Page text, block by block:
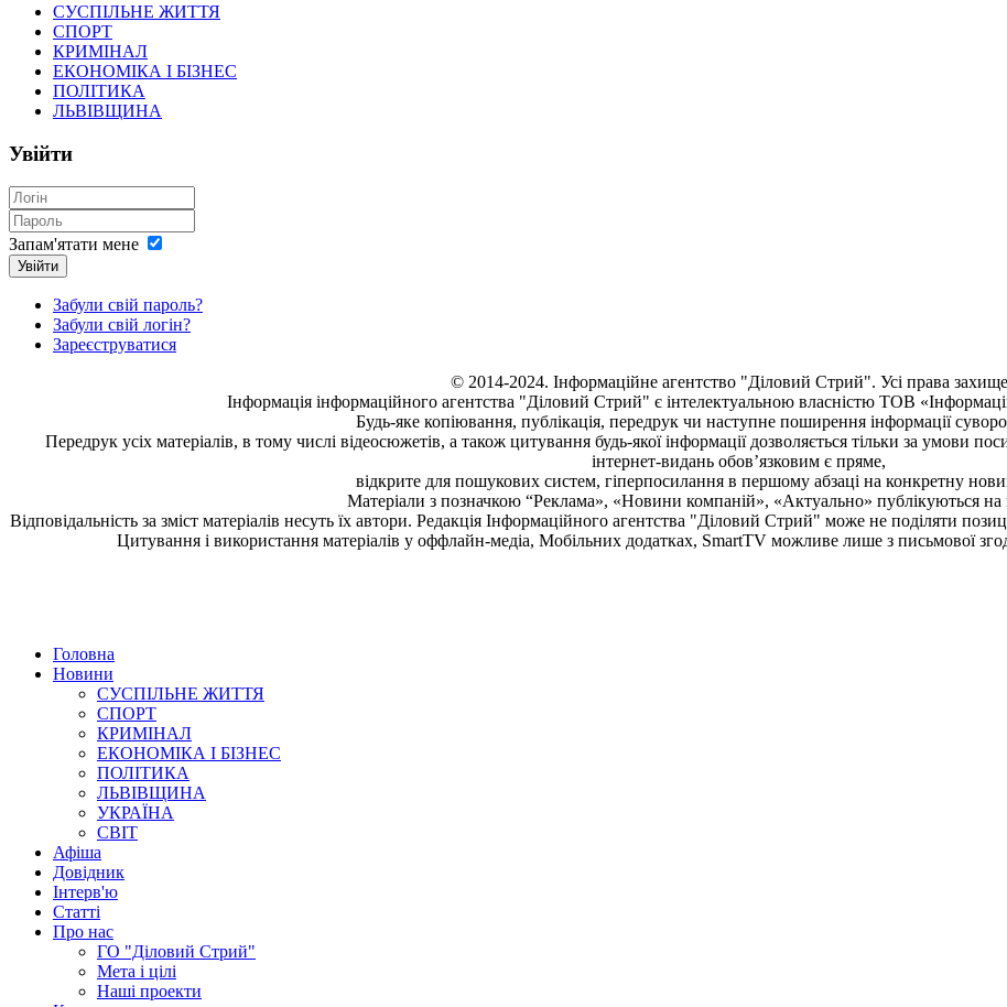
СУСПІЛЬНЕ ЖИТТЯ
СПОРТ
КРИМІНАЛ
ЕКОНОМІКА І БІЗНЕС
ПОЛІТИКА
ЛЬВІВЩИНА
Увійти
Запам'ятати мене
Увійти
Забули свій пароль?
Забули свій логін?
Зареєструватися
© 2014-2024. Інформаційне агентство "Діловий Стрий". Усі права
Інформація інформаційного агентства "Діловий Стрий" є інтелектуальною власністю ТОВ
Будь-яке копiювання, публiкацiя, передрук чи наступне поширення iнформацiї суворо
Передрук усіх матеріалів, в тому числі відеосюжетів, а також цитування будь-якої інформації дозволяється тільки за умови
інтернет-видань обов’язковим є пряме,
відкрите для пошукових систем, гіперпосилання в першому абзаці на конкретну
Матеріали з позначкою “Реклама», «Новини компаній», «Актуально» публікуються на
Відповідальність за зміст матеріалів несуть їх автори. Редакція Інформаційного агентства "Діловий Стрий" може не поділяти
Цитування і використання матеріалів у оффлайн-медіа, Мобільних додатках, SmartTV можливе лише з письмової
Головна
Новини
СУСПІЛЬНЕ ЖИТТЯ
СПОРТ
КРИМІНАЛ
ЕКОНОМІКА І БІЗНЕС
ПОЛІТИКА
ЛЬВІВЩИНА
УКРАЇНА
СВІТ
Афіша
Довідник
Інтерв'ю
Статті
Про нас
ГО "Діловий Стрий"
Мета і цілі
Наші проекти